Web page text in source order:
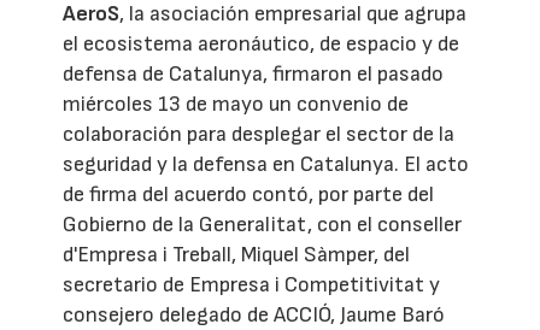
AeroS, la asociación empresarial que agrupa
el ecosistema aeronáutico, de espacio y de
defensa de Catalunya, firmaron el pasado
miércoles 13 de mayo un convenio de
colaboración para desplegar el sector de la
seguridad y la defensa en Catalunya. El acto
de firma del acuerdo contó, por parte del
Gobierno de la Generalitat, con el conseller
d'Empresa i Treball, Miquel Sàmper, del
secretario de Empresa i Competitivitat y
consejero delegado de ACCIÓ, Jaume Baró